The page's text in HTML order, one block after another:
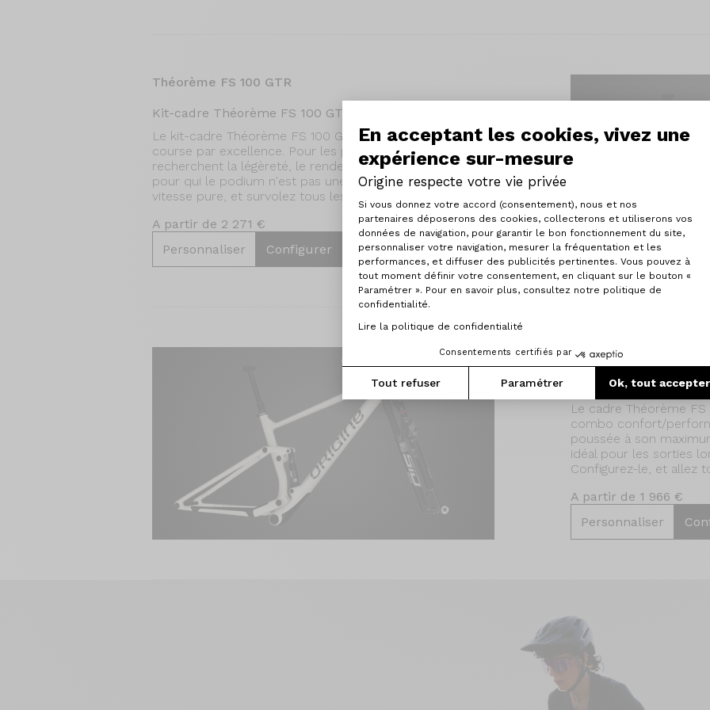
En acceptant les cookies, vivez une
expérience sur-mesure
Origine respecte votre vie privée
Plateforme de Gestion du
Si vous donnez votre accord (consentement), nous et nos
partenaires déposerons des cookies, collecterons et utiliserons vos
données de navigation, pour garantir le bon fonctionnement du site,
personnaliser votre navigation, mesurer la fréquentation et les
performances, et diffuser des publicités pertinentes. Vous pouvez à
tout moment définir votre consentement, en cliquant sur le bouton «
Paramétrer ». Pour en savoir plus, consultez notre politique de
confidentialité.
Lire la politique de confidentialité
Consentements certifiés par
Tout refuser Paramétrer Ok, tout accepter
Axeptio consent
Théorème FS 100 GTR
Kit-cadre Théorème FS 100 GTR
Le kit-cadre Théorème FS 100 GTR est le cacdre de
course par excellence. Pour les puristes du XC, ceux qui
recherchent la légèreté, le rendement et l'explosivité, et
pour qui le podium n'est pas une option. Maitrisez la
vitesse pure, et survolez tous les terrains.
A partir de 2 271 €
Personnaliser
Configurer
Théorème FS 100 GTO
Kit-cadre Théorème
Le cadre Théorème
combo confort/
poussée à son
idéal pour les sorties
Configurez-le, et allez
A partir de 1 966 €
Personnaliser